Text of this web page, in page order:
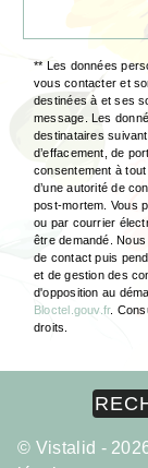
** Les données
vous contacter et
destinées à et ses
message. Les
destinataires
d’effacement, de
consentement à
d’une autorité de
post-mortem. Vous
ou par courrier
être demandé.
de contact puis
et de gestion des
d'opposition au
Bloctel.gouv.fr.
droits.
© Vistalid -